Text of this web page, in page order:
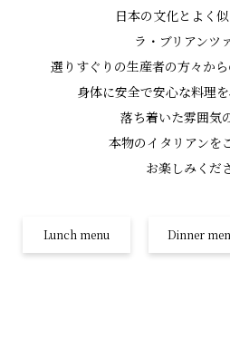
日本の文化とよく似
ラ・ブリアンツ
選りすぐりの生産者の方々から
身体に安全で安心な料理を
落ち着いた雰囲気
本物のイタリアンを
お楽しみくだ
Lunch menu Dinner